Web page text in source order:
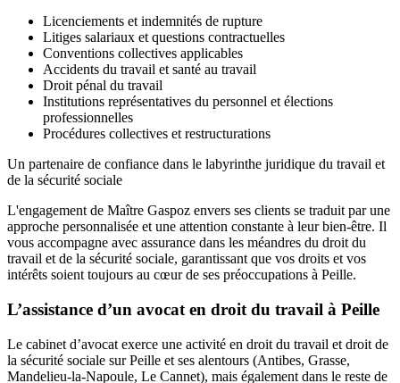
Licenciements et indemnités de rupture
Litiges salariaux et questions contractuelles
Conventions collectives applicables
Accidents du travail et santé au travail
Droit pénal du travail
Institutions représentatives du personnel et élections
professionnelles
Procédures collectives et restructurations
Un partenaire de confiance dans le labyrinthe juridique du travail et
de la sécurité sociale
L'engagement de Maître Gaspoz envers ses clients se traduit par une
approche personnalisée et une attention constante à leur bien-être. Il
vous accompagne avec assurance dans les méandres du droit du
travail et de la sécurité sociale, garantissant que vos droits et vos
intérêts soient toujours au cœur de ses préoccupations à Peille.
L’assistance d’un avocat en droit du travail à Peille
Le cabinet d’avocat exerce une activité en droit du travail et droit de
la sécurité sociale sur Peille et ses alentours (Antibes, Grasse,
Mandelieu-la-Napoule, Le Cannet), mais également dans le reste de